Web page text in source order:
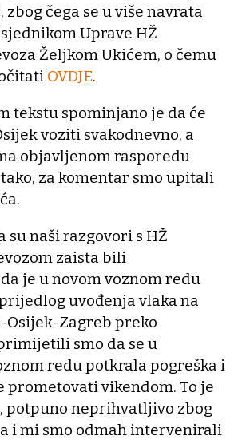
čega se u više navrata
Uprave HŽ
Željkom Ukićem, o čemu
OVDJE.
tekstu spominjano je da će
voziti svakodnevno, a
objavljenom rasporedu
za komentar smo upitali
su naši razgovori s HŽ
zaista bili
je u novom voznom redu
uvođenja vlaka na
Zagreb preko
smo da se u
redu potkrala pogreška i
prometovati vikendom. To je
potpuno neprihvatljivo zbog
i mi smo odmah intervenirali